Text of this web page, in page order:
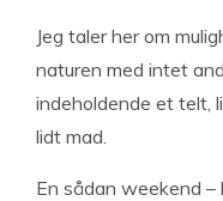
Jeg taler her om
naturen med intet
indeholdende et telt,
lidt mad.
En sådan weekend